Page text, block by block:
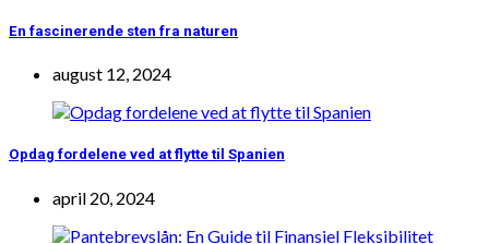
En fascinerende sten fra naturen
august 12, 2024
Opdag fordelene ved at flytte til Spanien
april 20, 2024